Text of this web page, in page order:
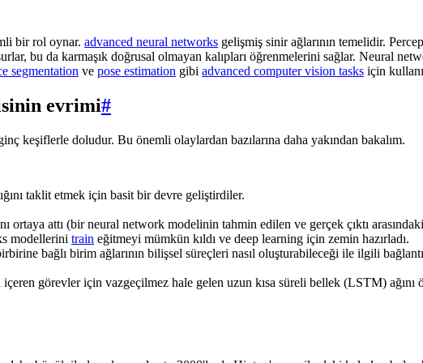
bir rol oynar. advanced neural networks gelişmiş sinir ağlarının temelidir.
bu da karmaşık doğrusal olmayan kalıpları öğrenmelerini sağlar. Neural
segmentation ve pose estimation gibi advanced computer vision tasks için
evrimi#
keşiflerle doludur. Bu önemli olaylardan bazılarına daha yakından bakalım.
taklit etmek için basit bir devre geliştirdiler.
ortaya attı (bir neural network modelinin tahmin edilen ve gerçek çıktı
modellerini train eğitmeyi mümkün kıldı ve deep learning için zemin hazırladı.
bağlı birim ağlarının bilişsel süreçleri nasıl oluşturabileceği ile ilgili
görevler için vazgeçilmez hale gelen uzun kısa süreli bellek (LSTM) ağını